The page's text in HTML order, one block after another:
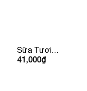
Sữa Tươi
Dalatmilk
41,000₫